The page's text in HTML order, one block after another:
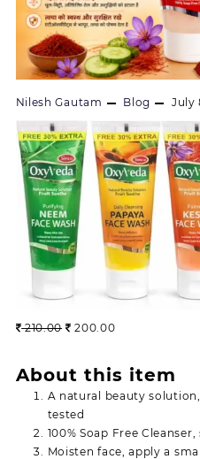
Nilesh Gautam Blog July
210.00 Original
210.00.
200.00Current
200.00.
About this item
A natural beauty
tested
100% Soap Free
Moisten face, apply a